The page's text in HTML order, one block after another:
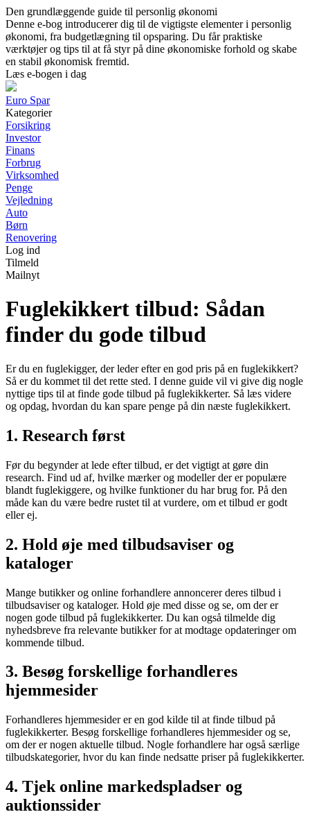
Den grundlæggende guide til personlig økonomi
Denne e-bog introducerer dig til de vigtigste elementer i personlig
økonomi, fra budgetlægning til opsparing. Du får praktiske
værktøjer og tips til at få styr på dine økonomiske forhold og skabe
en stabil økonomisk fremtid.
Læs e-bogen i dag
Euro Spar
Kategorier
Forsikring
Investor
Finans
Forbrug
Virksomhed
Penge
Vejledning
Auto
Børn
Renovering
Log ind
Tilmeld
Mailnyt
Fuglekikkert tilbud: Sådan
finder du gode tilbud
Er du en fuglekigger, der leder efter en god pris på en fuglekikkert?
Så er du kommet til det rette sted. I denne guide vil vi give dig nogle
nyttige tips til at finde gode tilbud på fuglekikkerter. Så læs videre
og opdag, hvordan du kan spare penge på din næste fuglekikkert.
1. Research først
Før du begynder at lede efter tilbud, er det vigtigt at gøre din
research. Find ud af, hvilke mærker og modeller der er populære
blandt fuglekiggere, og hvilke funktioner du har brug for. På den
måde kan du være bedre rustet til at vurdere, om et tilbud er godt
eller ej.
2. Hold øje med tilbudsaviser og
kataloger
Mange butikker og online forhandlere annoncerer deres tilbud i
tilbudsaviser og kataloger. Hold øje med disse og se, om der er
nogen gode tilbud på fuglekikkerter. Du kan også tilmelde dig
nyhedsbreve fra relevante butikker for at modtage opdateringer om
kommende tilbud.
3. Besøg forskellige forhandleres
hjemmesider
Forhandleres hjemmesider er en god kilde til at finde tilbud på
fuglekikkerter. Besøg forskellige forhandleres hjemmesider og se,
om der er nogen aktuelle tilbud. Nogle forhandlere har også særlige
tilbudskategorier, hvor du kan finde nedsatte priser på fuglekikkerter.
4. Tjek online markedspladser og
auktionssider